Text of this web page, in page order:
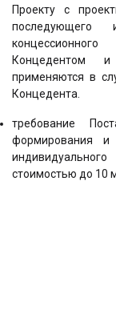
Проекту с
последующего
Концедентом и
применяются в
Концедента.
требование
формирования
стоимостью до 10